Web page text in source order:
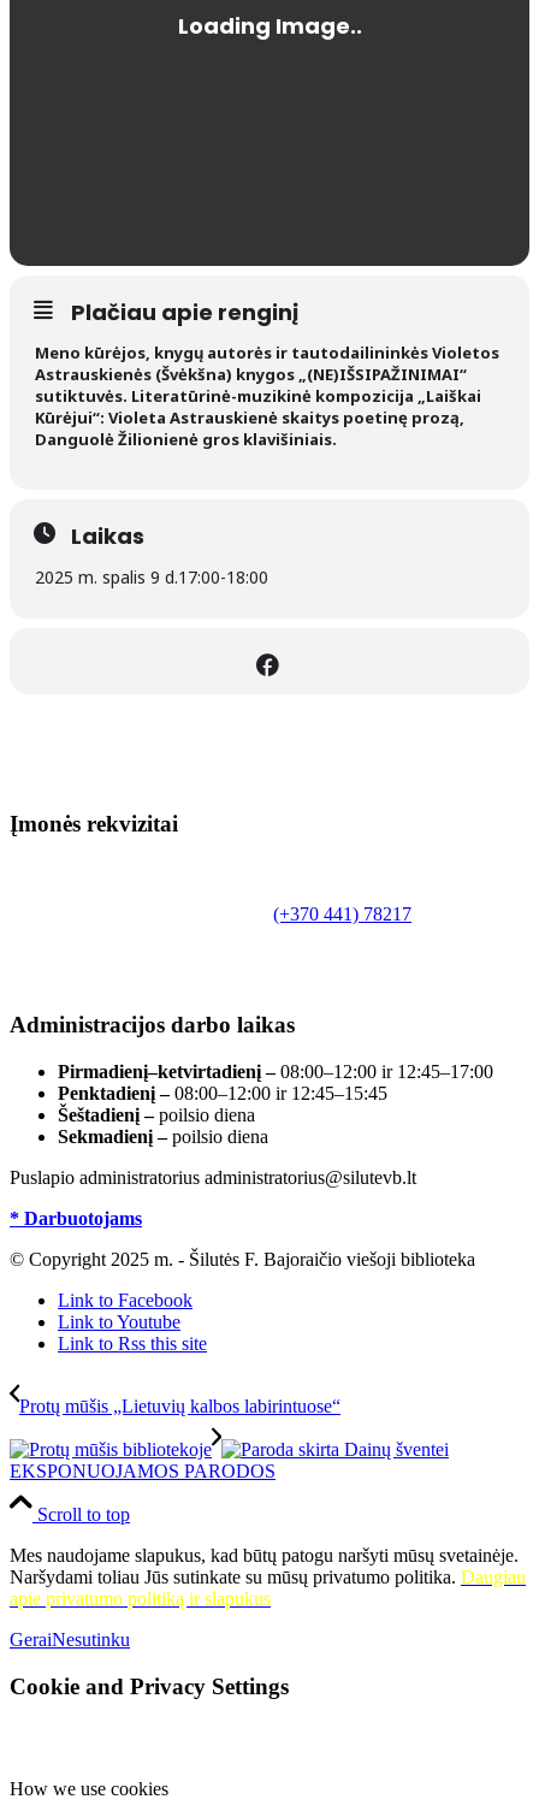
Plačiau apie renginį
Meno kūrėjos, knygų autorės ir tautodailininkės Violetos
Astrauskienės (Švėkšna) knygos „(NE)IŠSIPAŽINIMAI“
sutiktuvės. Literatūrinė-muzikinė kompozicija „Laiškai
Kūrėjui“: Violeta Astrauskienė skaitys poetinę prozą,
Danguolė Žilionienė gros klavišiniais.
Laikas
2025 m. spalis 9 d.17:00-18:00
Įmonės rekvizitai
(+370 441) 78217
Administracijos darbo laikas
Pirmadienį–ketvirtadienį –08:00–12:00 ir 12:45–17:00
Penktadienį –08:00–12:00 ir 12:45–15:45
Šeštadienį –poilsio diena
Sekmadienį –poilsio diena
Puslapio administratorius administratorius@silutevb.lt
* Darbuotojams
© Copyright 2025 m. - Šilutės F. Bajoraičio viešoji biblioteka
Link to Facebook
Link to Youtube
Link to Rss this site
Protų mūšis „Lietuvių kalbos labirintuose“
EKSPONUOJAMOS PARODOS
Scroll to top
Mes naudojame slapukus, kad būtų patogu naršyti mūsų svetainėje.
Naršydami toliau Jūs sutinkate su mūsų privatumo politika. Daugiau
apie privatumo politiką ir slapukus
GeraiNesutinku
Cookie and Privacy Settings
How we use cookies